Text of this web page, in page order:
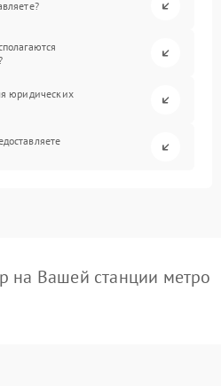
юридических
на Вашей станции метро